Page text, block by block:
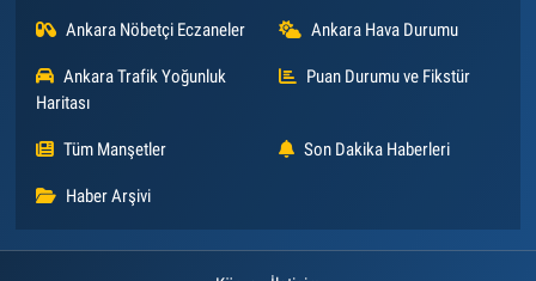
Ankara Nöbetçi Eczaneler Ankara Hava Durumu
Ankara Trafik Yoğunluk
Haritası
Puan Durumu ve Fikstür
Tüm Manşetler Son Dakika Haberleri
Haber Arşivi